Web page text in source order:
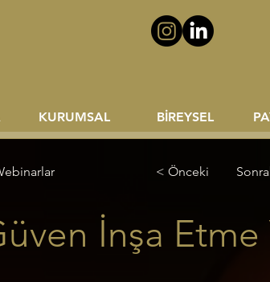
KURUMSAL BİREYSEL
< Önceki
İnşa